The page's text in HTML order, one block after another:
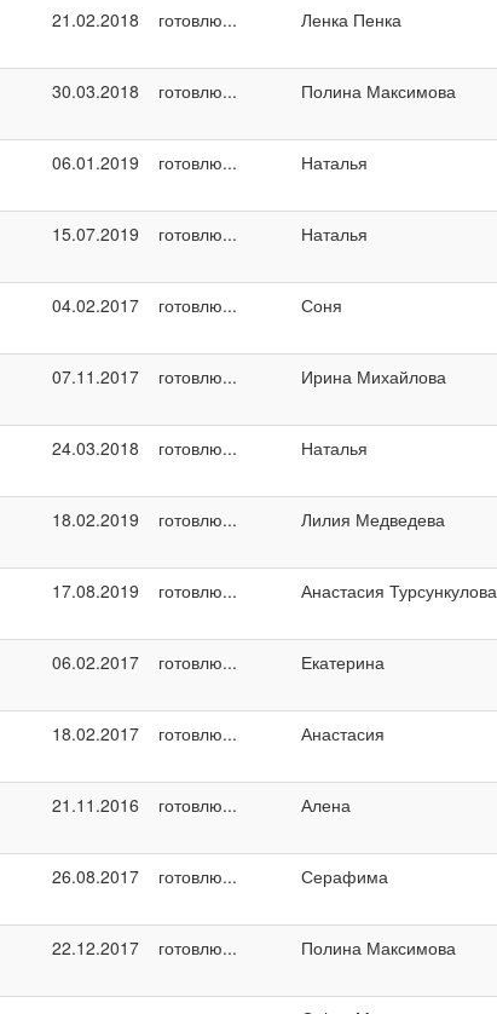
21.02.2018 готовлю... Ленка Пенка
30.03.2018 готовлю... Полина Максимова
06.01.2019 готовлю... Наталья
15.07.2019 готовлю... Наталья
04.02.2017 готовлю... Соня
07.11.2017 готовлю... Ирина Михайлова
24.03.2018 готовлю... Наталья
18.02.2019 готовлю... Лилия Медведева
17.08.2019 готовлю... Анастасия Турсункулова
06.02.2017 готовлю... Екатерина
18.02.2017 готовлю... Анастасия
21.11.2016 готовлю... Алена
26.08.2017 готовлю... Серафима
22.12.2017 готовлю... Полина Максимова